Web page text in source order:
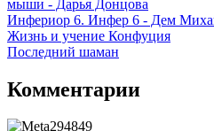
мыши - Дарья Донцова
Инфериор 6. Инфер 6 - Дем
Жизнь и учение Конфуция
Последний шаман
Комментарии